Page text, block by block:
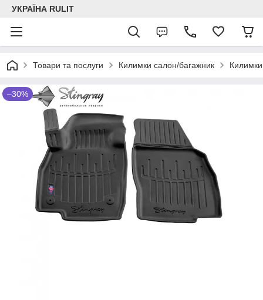
УКРАЇНА RULIT
Товари та послуги Килимки салон/багажник
–30%